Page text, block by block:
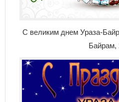
С великим днем Ураза-
Байрам,